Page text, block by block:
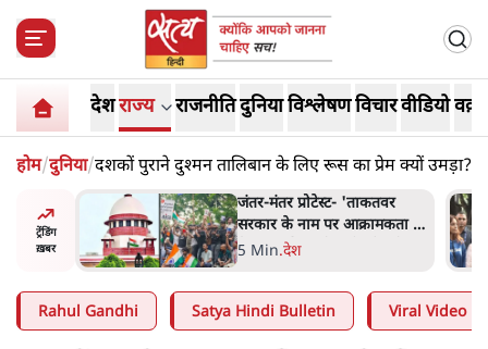
देशराज्य राजनीतिदुनियाविश्लेषणविचारवीडियो
होम/दुनिया/दशकों पुराने दुश्मन तालिबान के लिए रूस का प्रेम क्यों उमड़ा?
ट्रेंडिंग
ख़बर
न
सुने':
जंतर मंतर प्रोटेस्ट: 'युवाओं को
प्रताड़ित किया जा रहा है, पर मोदी-
शाह में बोलने की हिम्मत नहीं'-
7 Min.देश
Rahul Gandhi Satya Hindi Bulletin Viral Video